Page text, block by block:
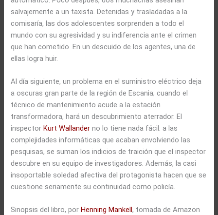
salvajemente a un taxista. Detenidas y trasladadas a la
comisaría, las dos adolescentes sorprenden a todo el
mundo con su agresividad y su indiferencia ante el crimen
que han cometido. En un descuido de los agentes, una de
ellas logra huir.
Al día siguiente, un problema en el suministro eléctrico deja
a oscuras gran parte de la región de Escania; cuando el
técnico de mantenimiento acude a la estación
transformadora, hará un descubrimiento aterrador. El
inspectorKurt Wallander no lo tiene nada fácil: a las
complejidades informáticas que acaban envolviendo las
pesquisas, se suman los indicios de traición que el inspector
descubre en su equipo de investigadores. Además, la casi
insoportable soledad afectiva del protagonista hacen que se
cuestione seriamente su continuidad como policía.
Sinopsis del libro, por Henning Mankell, tomada de Amazon